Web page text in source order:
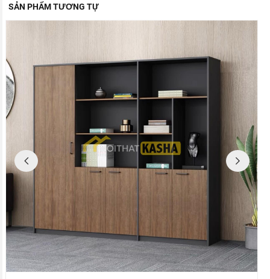
SẢN PHẨM TƯƠNG TỰ